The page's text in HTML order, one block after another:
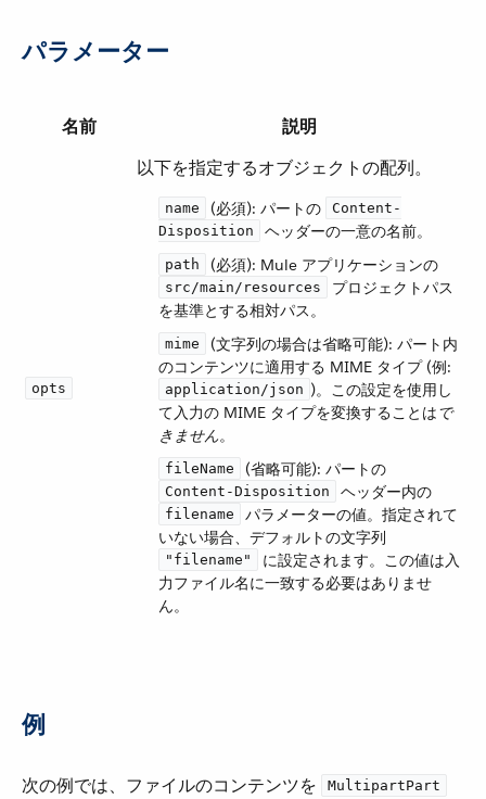
パラメーター
名前 説明
opts
以下を指定するオブジェクトの配列。
name ​ (必須): パートの ​
Content-
Disposition
​ ヘッダーの一意の名前。
path ​ (必須): Mule アプリケーションの ​
src/main/resources
​ プロジェクトパス
を基準とする相対パス。
mime
​ (文字列の場合は省略可能): パート内
のコンテンツに適用する MIME タイプ (例:
application/json ​)。この設定を使用し
て入力の MIME タイプを変換することは​で
きません​。
fileName ​ (省略可能): パートの ​
Content-Disposition ​ ヘッダー内の ​
filename
​ パラメーターの値。指定されて
いない場合、デフォルトの文字列 ​
"filename"
​ に設定されます。この値は入
力ファイル名に一致する必要はありませ
ん。
例
次の例では、ファイルのコンテンツを ​ MultipartPart